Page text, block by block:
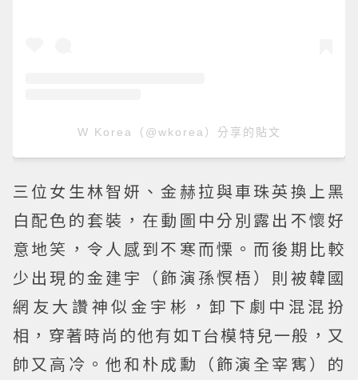
W Korea（@wkorea）分享的貼文
三位女生林智妍、金赫拉與車珠英換上黑
白配色的套裝，在動圖中分別露出不懷好
意地笑，令人感到不寒而慄。而後期比較
少出現的金建宇（飾演孫慏梧）則被韓國
網友大讚神似金宇彬，卸下劇中混混扮
相，穿著時尚的他有如T台模特兒一般，又
帥又高冷。他和朴成勳（飾演全宰寯）的